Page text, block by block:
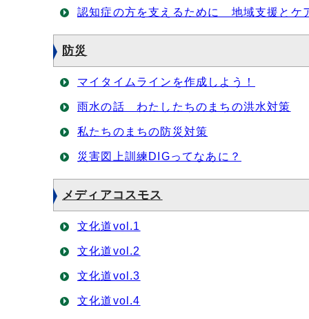
認知症の方を支えるために 地域支援とケ
防災
マイタイムラインを作成しよう！
雨水の話 わたしたちのまちの洪水対策
私たちのまちの防災対策
災害図上訓練DIGってなあに？
メディアコスモス
文化道vol.1
文化道vol.2
文化道vol.3
文化道vol.4